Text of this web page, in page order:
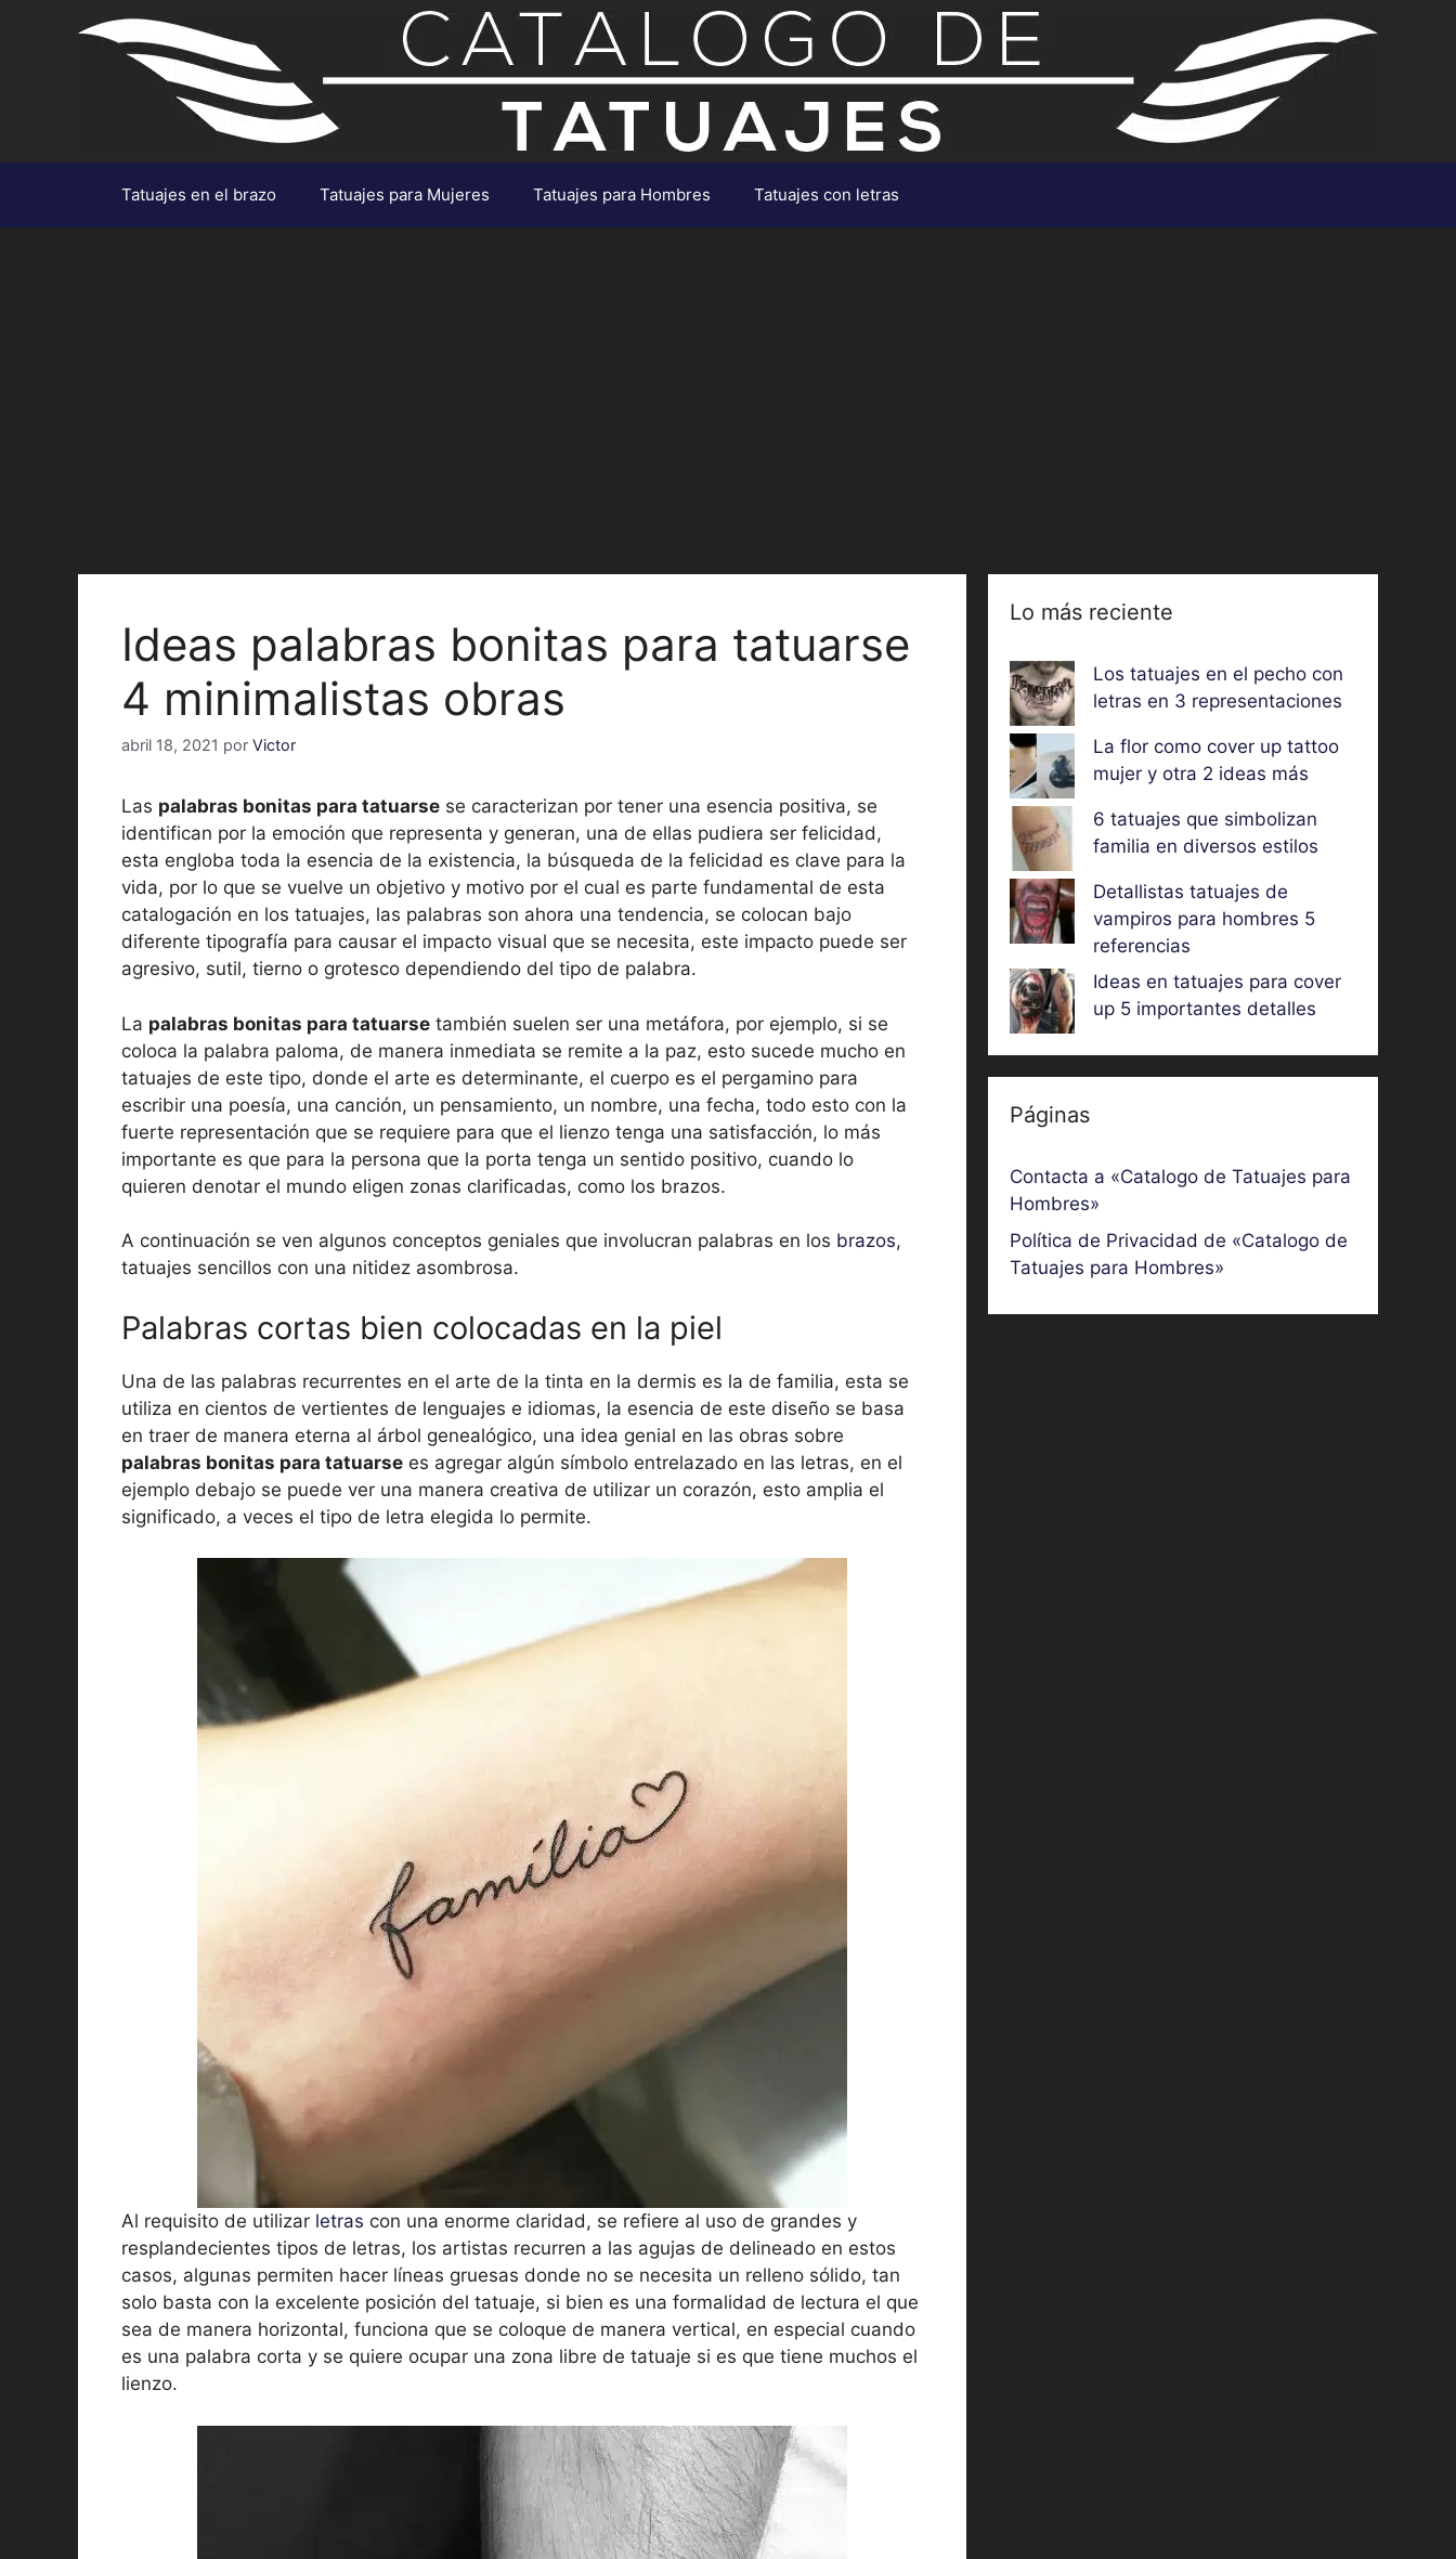
Tatuajes en el brazo Tatuajes para Mujeres Tatuajes para Hombres Tatuajes con letras
Ideas palabras bonitas para tatuarse
4 minimalistas obras
abril 18, 2021 por Victor
Las palabras bonitas para tatuarse se caracterizan por tener una esencia positiva, se
identifican por la emoción que representa y generan, una de ellas pudiera ser felicidad,
esta engloba toda la esencia de la existencia, la búsqueda de la felicidad es clave para la
vida, por lo que se vuelve un objetivo y motivo por el cual es parte fundamental de esta
catalogación en los tatuajes, las palabras son ahora una tendencia, se colocan bajo
diferente tipografía para causar el impacto visual que se necesita, este impacto puede ser
agresivo, sutil, tierno o grotesco dependiendo del tipo de palabra.
La palabras bonitas para tatuarse también suelen ser una metáfora, por ejemplo, si se
coloca la palabra paloma, de manera inmediata se remite a la paz, esto sucede mucho en
tatuajes de este tipo, donde el arte es determinante, el cuerpo es el pergamino para
escribir una poesía, una canción, un pensamiento, un nombre, una fecha, todo esto con la
fuerte representación que se requiere para que el lienzo tenga una satisfacción, lo más
importante es que para la persona que la porta tenga un sentido positivo, cuando lo
quieren denotar el mundo eligen zonas clarificadas, como los brazos.
A continuación se ven algunos conceptos geniales que involucran palabras en los brazos,
tatuajes sencillos con una nitidez asombrosa.
Palabras cortas bien colocadas en la piel
Una de las palabras recurrentes en el arte de la tinta en la dermis es la de familia, esta se
utiliza en cientos de vertientes de lenguajes e idiomas, la esencia de este diseño se basa
en traer de manera eterna al árbol genealógico, una idea genial en las obras sobre
palabras bonitas para tatuarse es agregar algún símbolo entrelazado en las letras, en el
ejemplo debajo se puede ver una manera creativa de utilizar un corazón, esto amplia el
significado, a veces el tipo de letra elegida lo permite.
Al requisito de utilizar letras con una enorme claridad, se refiere al uso de grandes y
resplandecientes tipos de letras, los artistas recurren a las agujas de delineado en estos
casos, algunas permiten hacer líneas gruesas donde no se necesita un relleno sólido, tan
solo basta con la excelente posición del tatuaje, si bien es una formalidad de lectura el que
sea de manera horizontal, funciona que se coloque de manera vertical, en especial cuando
es una palabra corta y se quiere ocupar una zona libre de tatuaje si es que tiene muchos el
lienzo.
Lo más reciente
Los tatuajes en el pecho con
letras en 3 representaciones
La flor como cover up tattoo
mujer y otra 2 ideas más
6 tatuajes que simbolizan
familia en diversos estilos
Detallistas tatuajes de
vampiros para hombres 5
referencias
Ideas en tatuajes para cover
up 5 importantes detalles
Páginas
Contacta a «Catalogo de Tatuajes para
Hombres»
Política de Privacidad de «Catalogo de
Tatuajes para Hombres»